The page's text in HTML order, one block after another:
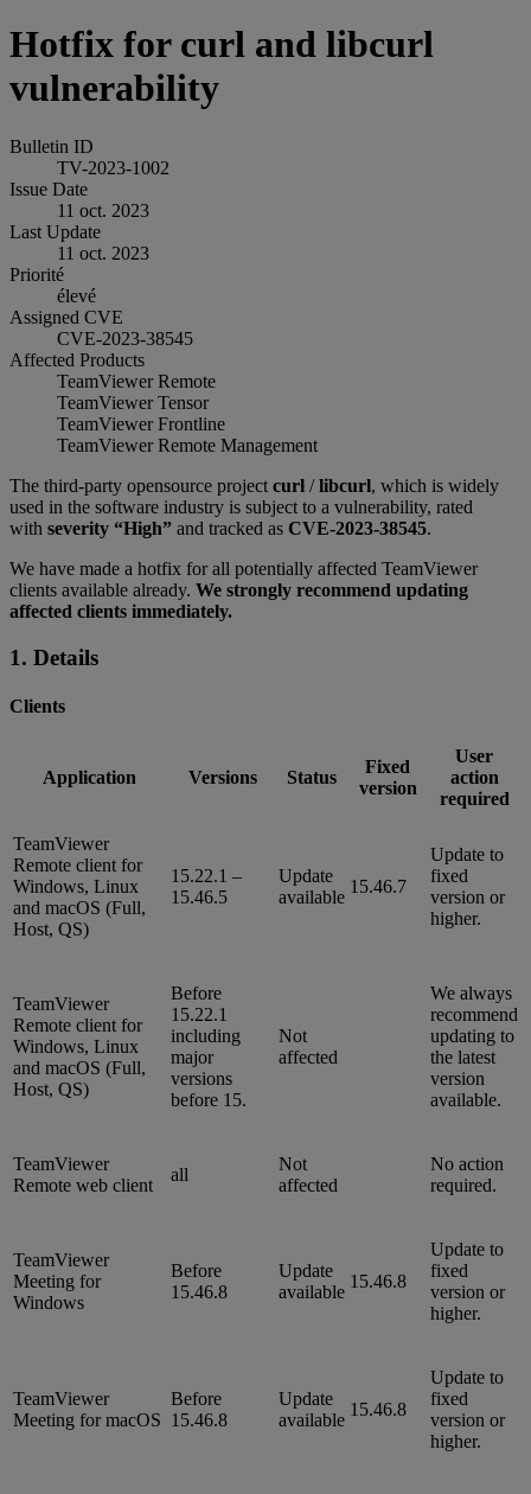
Hotfix for curl and libcurl
vulnerability
Bulletin ID
TV-2023-1002
Issue Date
11 oct. 2023
Last Update
11 oct. 2023
Priorité
élevé
Assigned CVE
CVE-2023-38545
Affected Products
TeamViewer Remote
TeamViewer Tensor
TeamViewer Frontline
TeamViewer Remote Management
The third-party opensource project curl /libcurl, which is widely
used in the software industry is subject to a vulnerability, rated
with severity “High” and tracked as CVE-2023-38545.
We have made a hotfix for all potentially affected TeamViewer
clients available already. We strongly recommend updating
affected clients immediately.
1. Details
Clients
Application Versions Status
Fixed
version
User
action
required
TeamViewer
Remote client for
Windows, Linux
and macOS (Full,
Host, QS)
15.22.1 –
15.46.5
Update
available
15.46.7
Update to
fixed
version or
higher.
TeamViewer
Remote client for
Windows, Linux
and macOS (Full,
Host, QS)
Before
15.22.1
including
major
versions
before 15.
Not
affected
We always
recommend
updating to
the latest
version
available.
TeamViewer
Remote web client
all
Not
affected
No action
required.
TeamViewer
Meeting for
Windows
Before
15.46.8
Update
available
15.46.8
Update to
fixed
version or
higher.
TeamViewer
Meeting for macOS
Before
15.46.8
Update
available
15.46.8
Update to
fixed
version or
higher.